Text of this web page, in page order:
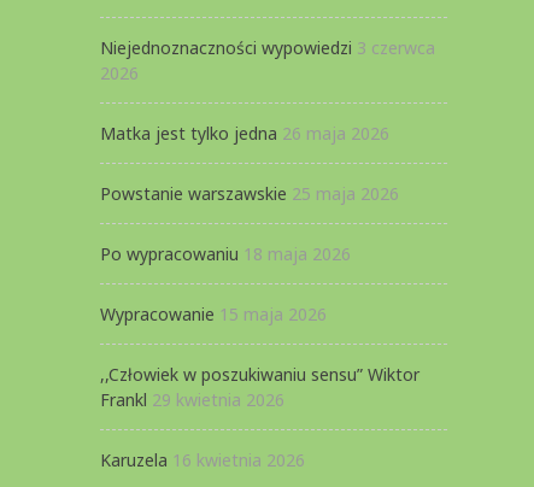
Niejednoznaczności wypowiedzi 3 czerwca
2026
Matka jest tylko jedna 26 maja 2026
Powstanie warszawskie 25 maja 2026
Po wypracowaniu 18 maja 2026
Wypracowanie 15 maja 2026
,,Człowiek w poszukiwaniu sensu” Wiktor
Frankl 29 kwietnia 2026
Karuzela 16 kwietnia 2026